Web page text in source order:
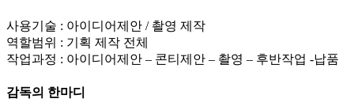
사용기술 : 아이디어제안 / 촬영 제작
역할범위 : 기획 제작 전체
작업과정 : 아이디어제안 – 콘티제안 – 촬영 – 후반작업 -납품
감독의 한마디